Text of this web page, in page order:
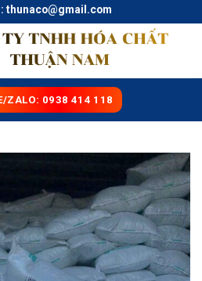
ZALO: 0938 414 118